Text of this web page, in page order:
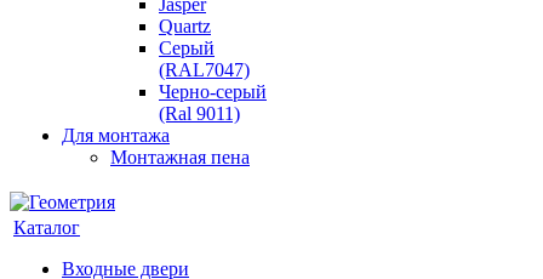
Jasper
Quartz
Серый
(RAL7047)
Черно-серый
(Ral 9011)
Для монтажа
Монтажная пена
Каталог
Входные двери